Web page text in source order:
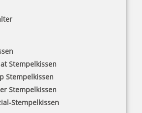
Stempelkissen
Stempelkissen
Stempelkissen
Stempelkissen
für Universal Stempelfarbe 199, 50
ml